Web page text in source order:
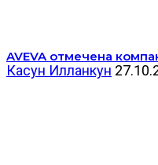
AVEVA отмечена
Касун Илланкун